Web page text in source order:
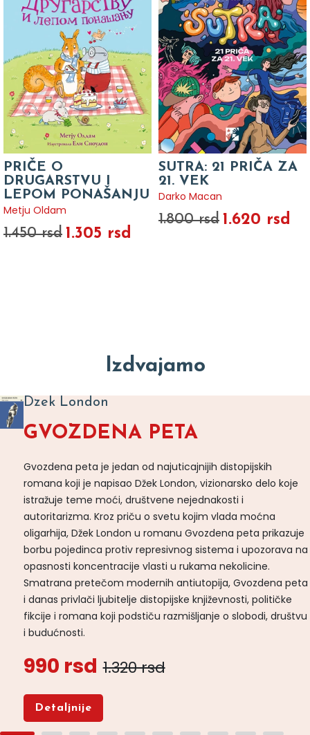
PRIČE O
DRUGARSTVU I
LEPOM PONAŠANJU
Metju Oldam
1.450 rsd 1.305 rsd
SUTRA: 21 PRIČA ZA
21. VEK
Darko Macan
1.800 rsd 1.620 rsd
Izdvajamo
Dzek London
GVOZDENA PETA
Gvozdena peta je jedan od najuticajnijih distopijskih
romana koji je napisao Džek London, vizionarsko delo koje
istražuje teme moći, društvene nejednakosti i
autoritarizma. Kroz priču o svetu kojim vlada moćna
oligarhija, Džek London u romanu Gvozdena peta prikazuje
borbu pojedinca protiv represivnog sistema i upozorava na
opasnosti koncentracije vlasti u rukama nekolicine.
Smatrana pretečom modernih antiutopija, Gvozdena peta
i danas privlači ljubitelje distopijske književnosti, političke
fikcije i romana koji podstiču razmišljanje o slobodi, društvu
i budućnosti.
990 rsd 1.320 rsd
Detaljnije